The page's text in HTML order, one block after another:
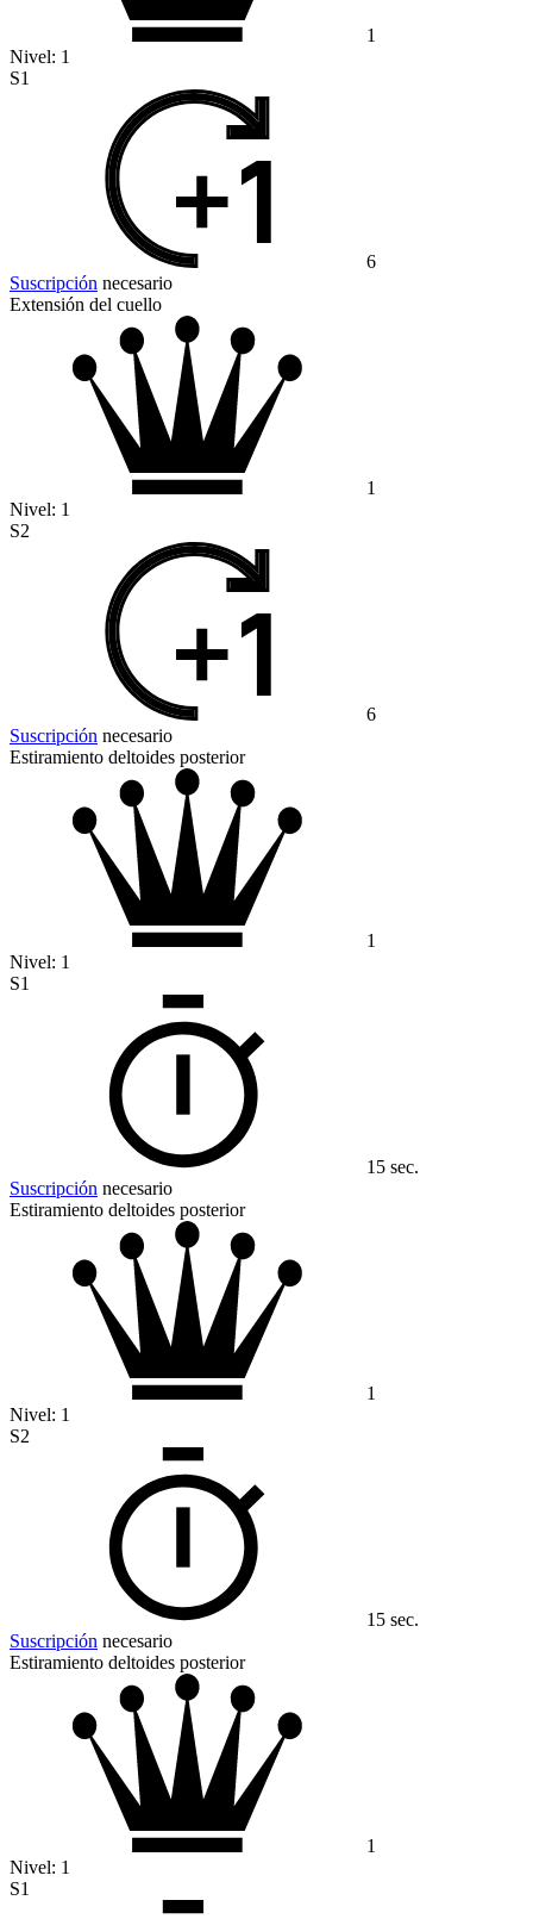
1
Nivel: 1
S1
6
Suscripción necesario
Extensión del cuello
1
Nivel: 1
S2
6
Suscripción necesario
Estiramiento deltoides posterior
1
Nivel: 1
S1
15 sec.
Suscripción necesario
Estiramiento deltoides posterior
1
Nivel: 1
S2
15 sec.
Suscripción necesario
Estiramiento deltoides posterior
1
Nivel: 1
S1